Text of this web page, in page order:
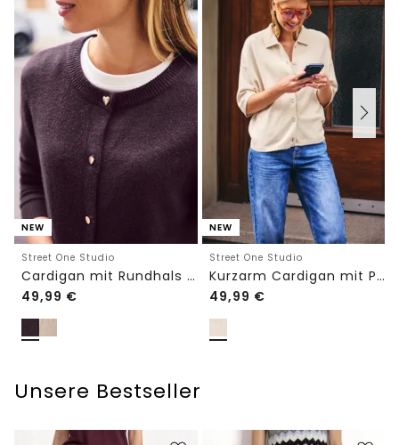
NEW
Street One Studio
Cardigan mit Rundhals und Knöpfen
49,99 €
NEW
Street One Studio
Kurzarm Cardigan mit Polokragen
49,99 €
Unsere Bestseller